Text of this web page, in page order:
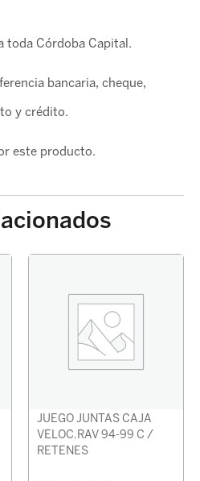
toda Córdoba Capital.
bancaria, cheque,
y crédito.
este producto.
JUEGO JUNTAS CAJA
VELOC.RAV 94-99 C /
RETENES